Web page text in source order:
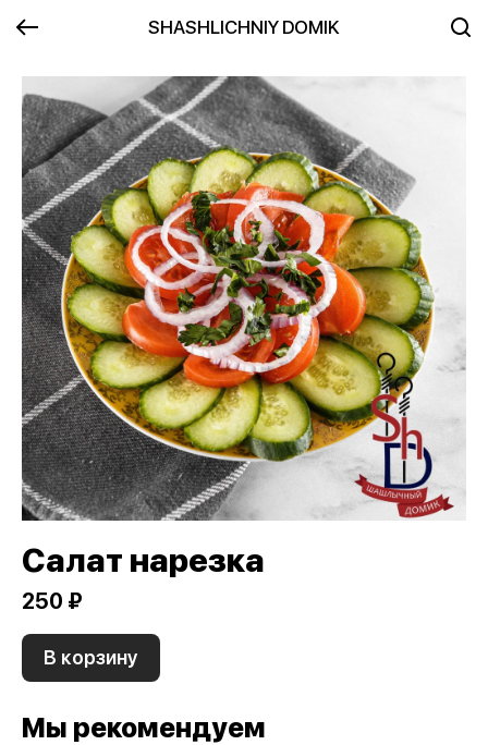
SHASHLICHNIY DOMIK
Салат нарезка
250 ₽
В корзину
Мы рекомендуем